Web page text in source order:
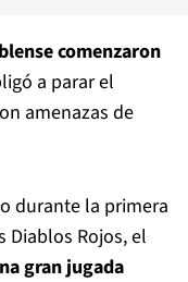
comenzaron
a parar el
amenazas de
durante la primera
Diablos Rojos, el
gran jugada